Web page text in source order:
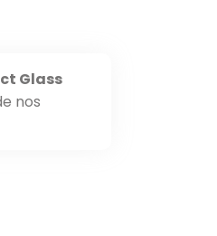
Glass
nos